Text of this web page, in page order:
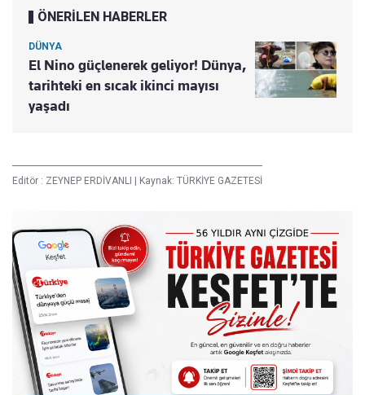
ÖNERİLEN HABERLER
DÜNYA
El Nino güçlenerek geliyor! Dünya,
tarihteki en sıcak ikinci mayısı
yaşadı
Editör : ZEYNEP ERDİVANLI | Kaynak: TÜRKİYE GAZETESİ